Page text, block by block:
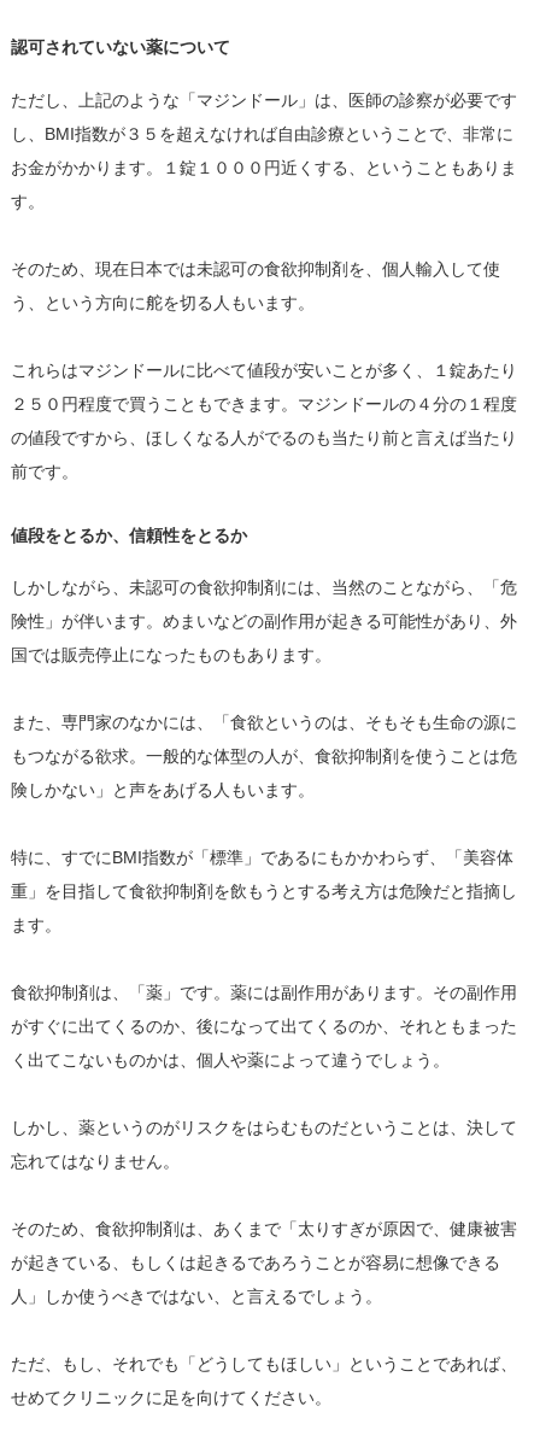
認可されていない薬について
ただし、上記のような「マジンドール」は、医師の診察が必要です
し、BMI指数が３５を超えなければ自由診療ということで、非常に
お金がかかります。１錠１０００円近くする、ということもありま
す。
そのため、現在日本では未認可の食欲抑制剤を、個人輸入して使
う、という方向に舵を切る人もいます。
これらはマジンドールに比べて値段が安いことが多く、１錠あたり
２５０円程度で買うこともできます。マジンドールの４分の１程度
の値段ですから、ほしくなる人がでるのも当たり前と言えば当たり
前です。
値段をとるか、信頼性をとるか
しかしながら、未認可の食欲抑制剤には、当然のことながら、「危
険性」が伴います。めまいなどの副作用が起きる可能性があり、外
国では販売停止になったものもあります。
また、専門家のなかには、「食欲というのは、そもそも生命の源に
もつながる欲求。一般的な体型の人が、食欲抑制剤を使うことは危
険しかない」と声をあげる人もいます。
特に、すでにBMI指数が「標準」であるにもかかわらず、「美容体
重」を目指して食欲抑制剤を飲もうとする考え方は危険だと指摘し
ます。
食欲抑制剤は、「薬」です。薬には副作用があります。その副作用
がすぐに出てくるのか、後になって出てくるのか、それともまった
く出てこないものかは、個人や薬によって違うでしょう。
しかし、薬というのがリスクをはらむものだということは、決して
忘れてはなりません。
そのため、食欲抑制剤は、あくまで「太りすぎが原因で、健康被害
が起きている、もしくは起きるであろうことが容易に想像できる
人」しか使うべきではない、と言えるでしょう。
ただ、もし、それでも「どうしてもほしい」ということであれば、
せめてクリニックに足を向けてください。